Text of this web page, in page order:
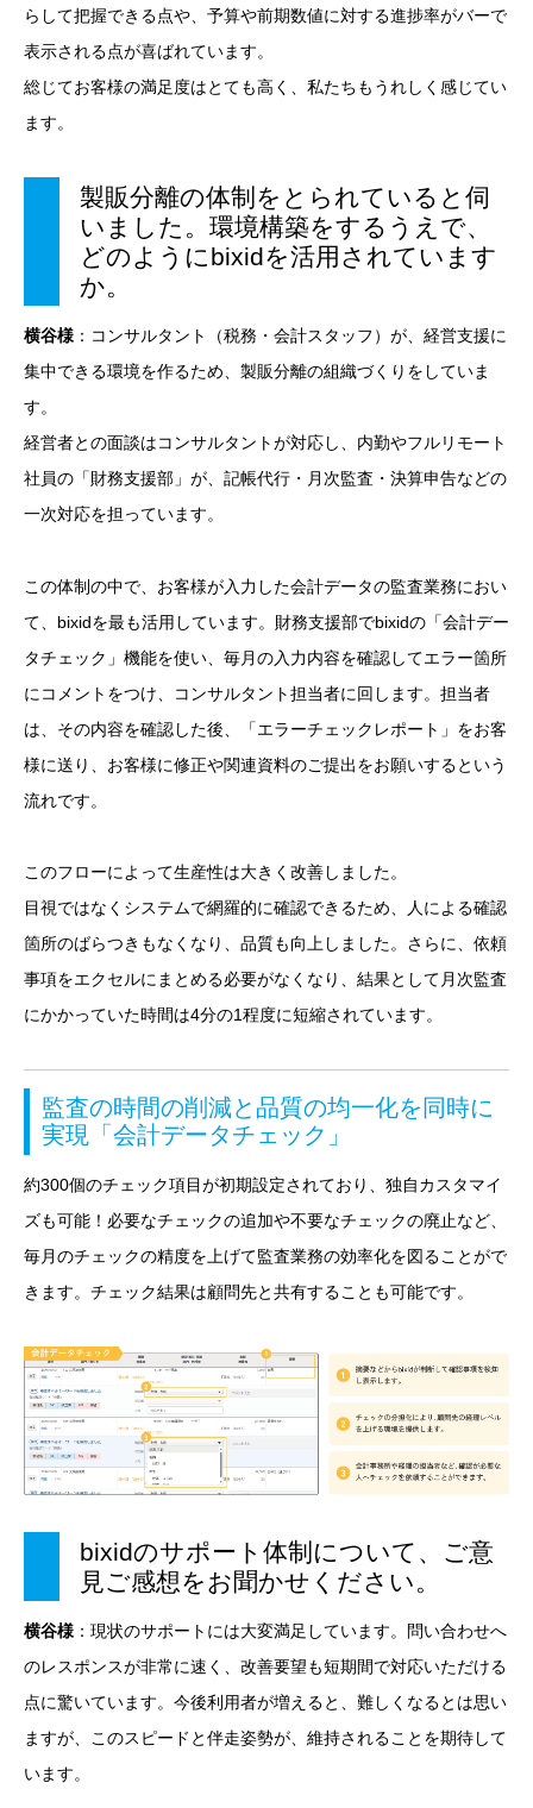
らして把握できる点や、予算や前期数値に対する進捗率がバーで
表示される点が喜ばれています。
総じてお客様の満足度はとても高く、私たちもうれしく感じてい
ます。
製販分離の体制をとられていると伺
いました。環境構築をするうえで、
どのようにbixidを活用されています
か。
横谷様 ：コンサルタント（税務・会計スタッフ）が、経営支援に
集中できる環境を作るため、製販分離の組織づくりをしていま
す。
経営者との面談はコンサルタントが対応し、内勤やフルリモート
社員の「財務支援部」が、記帳代行・月次監査・決算申告などの
一次対応を担っています。
この体制の中で、お客様が入力した会計データの監査業務におい
て、bixidを最も活用しています。財務支援部でbixidの「会計デー
タチェック」機能を使い、毎月の入力内容を確認してエラー箇所
にコメントをつけ、コンサルタント担当者に回します。担当者
は、その内容を確認した後、「エラーチェックレポート」をお客
様に送り、お客様に修正や関連資料のご提出をお願いするという
流れです。
このフローによって生産性は大きく改善しました。
目視ではなくシステムで網羅的に確認できるため、人による確認
箇所のばらつきもなくなり、品質も向上しました。さらに、依頼
事項をエクセルにまとめる必要がなくなり、結果として月次監査
にかかっていた時間は4分の1程度に短縮されています。
監査の時間の削減と品質の均一化を同時に
実現「会計データチェック」
約300個のチェック項目が初期設定されており、独自カスタマイ
ズも可能！必要なチェックの追加や不要なチェックの廃止など、
毎月のチェックの精度を上げて監査業務の効率化を図ることがで
きます。チェック結果は顧問先と共有することも可能です。
bixidのサポート体制について、ご意
見ご感想をお聞かせください。
横谷様 ：現状のサポートには大変満足しています。問い合わせへ
のレスポンスが非常に速く、改善要望も短期間で対応いただける
点に驚いています。今後利用者が増えると、難しくなるとは思い
ますが、このスピードと伴走姿勢が、維持されることを期待して
います。